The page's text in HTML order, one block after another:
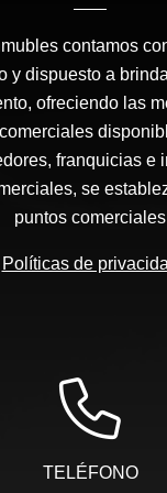
contamos
y dispuesto a
ofreciendo las
franquicias e
se
puntos comerciales
Políticas de
TELÉFONO